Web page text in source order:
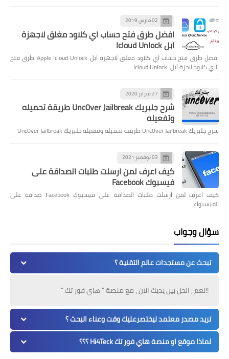
02 مارس 2019
افضل طرق فتح حساب اي كلاود مغلق لاجهزة
ابل Icloud Unlock
افضل طرق فتح حساب اي كلاود مغلق لاجهزة ابل Apple Icloud Unlock طرق فتح
الاي كلاود لاجزة آبل Icloud Unlock
27 فبراير 2020
شرح جلبريك Unc0ver Jailbreak طريقة تحميله
وتفعيله
شرح جلبريك Unc0ver Jailbreak طريقة تحميله وتفعيله جلبريك Unc0ver Jailbreak
03 نوفمبر 2021
كيف اعرف لمن ارسلت طلبات الصداقة على
فيسبوك Facebook
كيف اعرف لمن ارسلت طلبات الصداقة على فيسبوك Facebook صداقة على
الفيسبوك
سؤال وجواب
تبحث عن مستجدات عالم التقنية ؟
!!نعم , الحل بين يديك الان ، مع منصة " هاي فور تك "
تريد مصدر معتمد ليختصرعليك وقت وعناء البحث ؟
لماذا موقع او منصة هاي فور تك Hi4Teck ؟؟؟